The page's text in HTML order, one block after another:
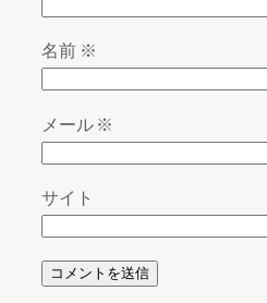
名前 ※
メール※
サイト